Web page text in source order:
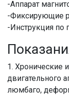
-Аппарат
-Фиксирующие
-Инструкция
1. Хронические
двигательного
люмбаго,